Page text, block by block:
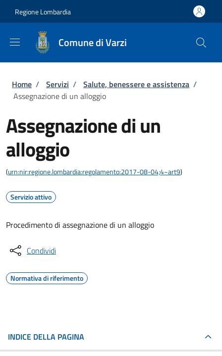
Regione Lombardia
Comune di Varzi
Briciole di pane
Home / Servizi / Salute, benessere e assistenza /
Assegnazione di un alloggio
Assegnazione di un
alloggio
(urn:nir:regione.lombardia:regolamento:2017-08-04;4~art9)
Servizio attivo
Procedimento di assegnazione di un alloggio
Condividi
Normativa di riferimento
INDICE DELLA PAGINA